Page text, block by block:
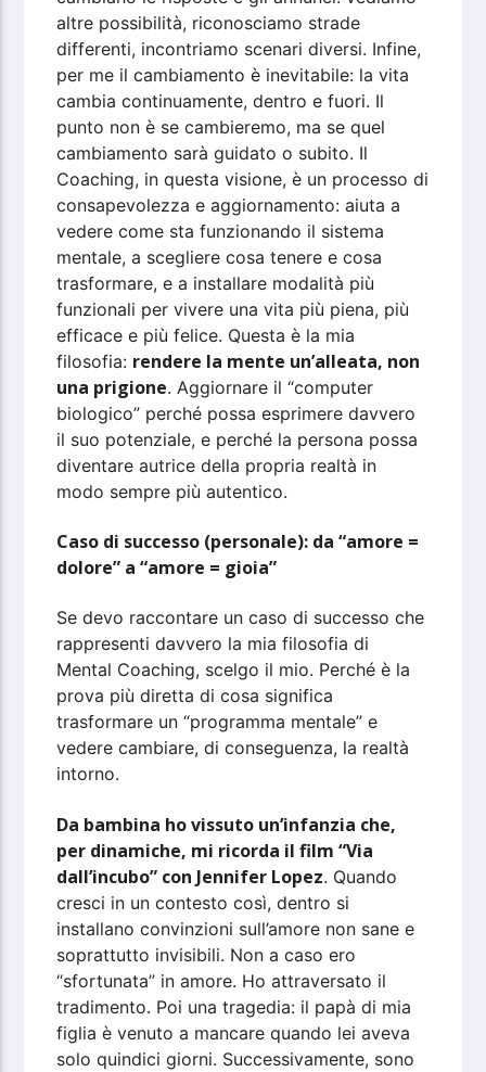
altre possibilità, riconosciamo strade
differenti, incontriamo scenari diversi. Infine,
per me il cambiamento è inevitabile: la vita
cambia continuamente, dentro e fuori. Il
punto non è se cambieremo, ma se quel
cambiamento sarà guidato o subito. Il
Coaching, in questa visione, è un processo di
consapevolezza e aggiornamento: aiuta a
vedere come sta funzionando il sistema
mentale, a scegliere cosa tenere e cosa
trasformare, e a installare modalità più
funzionali per vivere una vita più piena, più
efficace e più felice. Questa è la mia
filosofia: rendere la mente un’alleata, non
una prigione. Aggiornare il “computer
biologico” perché possa esprimere davvero
il suo potenziale, e perché la persona possa
diventare autrice della propria realtà in
modo sempre più autentico.
Caso di successo (personale): da “amore =
dolore” a “amore = gioia”
Se devo raccontare un caso di successo che
rappresenti davvero la mia filosofia di
Mental Coaching, scelgo il mio. Perché è la
prova più diretta di cosa significa
trasformare un “programma mentale” e
vedere cambiare, di conseguenza, la realtà
intorno.
Da bambina ho vissuto un’infanzia che,
per dinamiche, mi ricorda il film “Via
dall’incubo” con Jennifer Lopez. Quando
cresci in un contesto così, dentro si
installano convinzioni sull’amore non sane e
soprattutto invisibili. Non a caso ero
“sfortunata” in amore. Ho attraversato il
tradimento. Poi una tragedia: il papà di mia
figlia è venuto a mancare quando lei aveva
solo quindici giorni. Successivamente, sono